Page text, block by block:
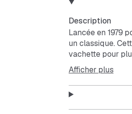
Description
Lancée en 1979
un classique.
vachette pour
caoutchouc
Features:
Afficher plus